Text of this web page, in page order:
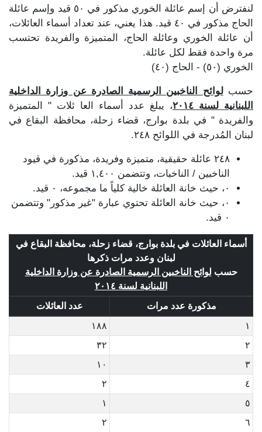
لنفترض أن إسم عائلة الخوري مذكور في ٥٠ قيد وإسم عائلة
الحاج مذكور في ٤٠ قيد. هذا يعني، عند تعداد أسماء العائلات،
أن عائلة الخوري وعائلة الحاج، المتميزة والفريدة تحتسب
مرة واحدة فقط لكل عائلة.
الخوري (٥٠) - الحاج (٤٠)
حسبلوائح الناخبين الرسمية الصادرة عن وزارة الداخلية
اللبنانية لسنة ٢٠١٤
، يبلغ عدد أسماء العا ئلات " المتميزة
والفريدة " في بلدة بوارج، قضاء زحلة، محافظة البقاع في
لبنان المُدرجة في اللوائح ٢٤٨.
٢٤٨ عائلة حقيقية، متميزة وفريدة، مذكورة في قيود
الناخبين / الناخبات، وتتضمن ١,٤٠٠ قيد.
٠، حيث خانة العائلة خالية كلياً ما مجموعه، ٠ قيد.
٠، حيث خانة العائلة تحتوي عبارة "غير مذكور" وتتضمن
٠ قيد.
أسماء العائلات في بلدة بوارج، قضاء زحلة، محافظة البقاع في
لبنان وعدد مرات ذكرها
حسب لوائح الناخبين الرسمية الصادرة عن وزارة الداخلية
اللبنانية لسنة ٢٠١٤
مذكورة عدد مرات
عدد العائلات
١
١٨٨
٢
٣٢
٣
١٠
٤
٢
٥
١
٦
٢